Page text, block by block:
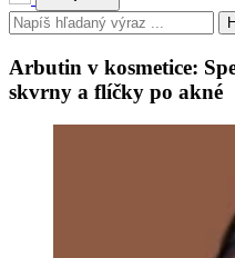
Arbutin v kosmetice:
skvrny a flíčky po akné